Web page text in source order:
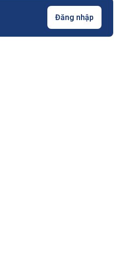
Đăng nhập